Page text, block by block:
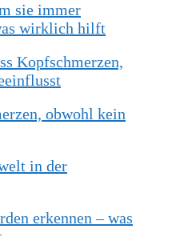
sie immer
wirklich hilft
Kopfschmerzen,
obwohl kein
in der
erkennen – was